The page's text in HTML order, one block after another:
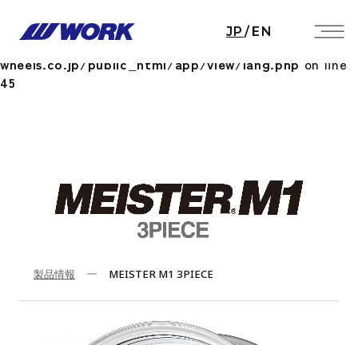
Notice: Undefined index: HTTP_ACCEPT_LANGUAGE
/home/workwheels/work-
wheels.co.jp/public_html/app/view/lang.php on line
45
JP / EN
製品情報 MEISTER M1 3PIECE